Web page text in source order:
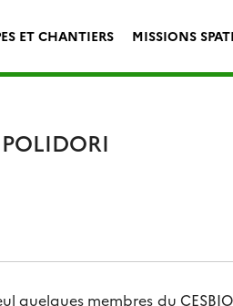
ET CHANTIERS MISSIONS
quelques membres du